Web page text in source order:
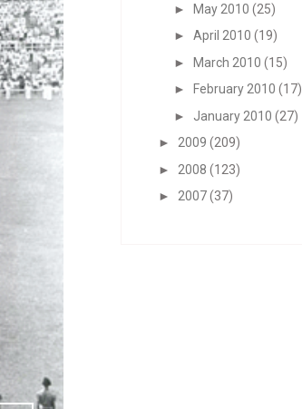
► May 2010 (25)
► April 2010 (19)
► March 2010 (15)
►
February 2010 (17)
► January 2010 (27)
► 2009 (209)
► 2008 (123)
► 2007(37)